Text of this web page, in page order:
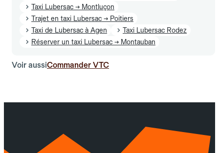
Taxi Lubersac → Montluçon
Trajet en taxi Lubersac → Poitiers
Taxi de Lubersac à Agen
Taxi Lubersac Rodez
Réserver un taxi Lubersac → Montauban
Voir aussiCommander VTC